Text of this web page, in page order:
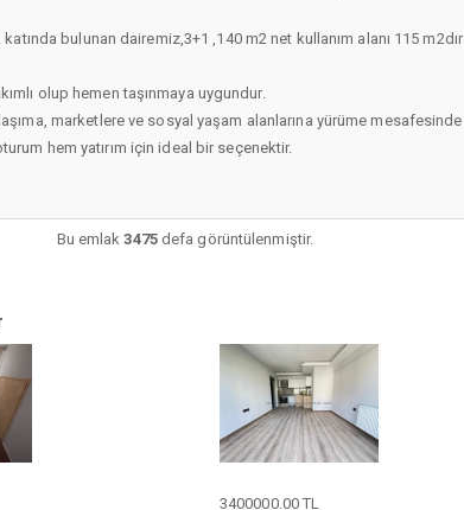
katında bulunan dairemiz,3+1 ,140 m2 net kullanım alanı 115 m2dır
olup hemen taşınmaya uygundur.
marketlere ve sosyal yaşam alanlarına yürüme mesafesinde
hem yatırım için ideal bir seçenektir.
Bu emlak3475defa görüntülenmiştir.
3400000.00 TL